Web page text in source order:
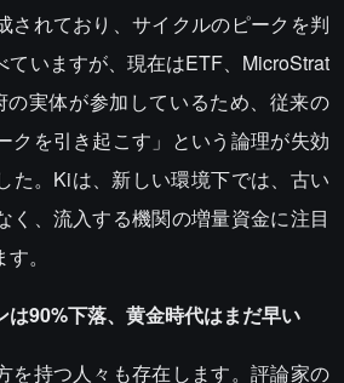
されており、サイクルのピークを判
ていますが、現在はETF、MicroStrat
実体が参加しているため、従来の
クを引き起こす」という論理が失効
た。Kiは、新しい環境下では、古い
く、流入する機関の増量資金に注目
。
は90%下落、黄金時代はまだ早い
を持つ人々も存在します。評論家の